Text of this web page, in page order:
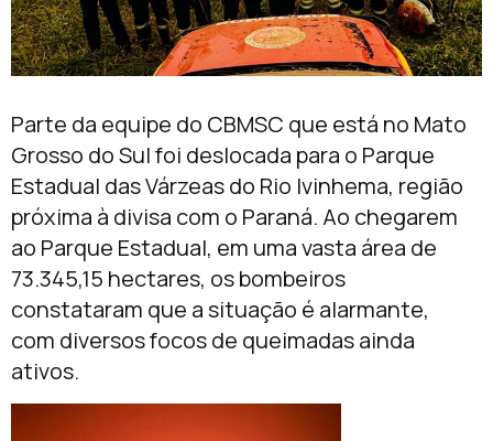
Parte da equipe do CBMSC que está no Mato
Grosso do Sul foi deslocada para o Parque
Estadual das Várzeas do Rio Ivinhema, região
próxima à divisa com o Paraná. Ao chegarem
ao Parque Estadual, em uma vasta área de
73.345,15 hectares, os bombeiros
constataram que a situação é alarmante,
com diversos focos de queimadas ainda
ativos.